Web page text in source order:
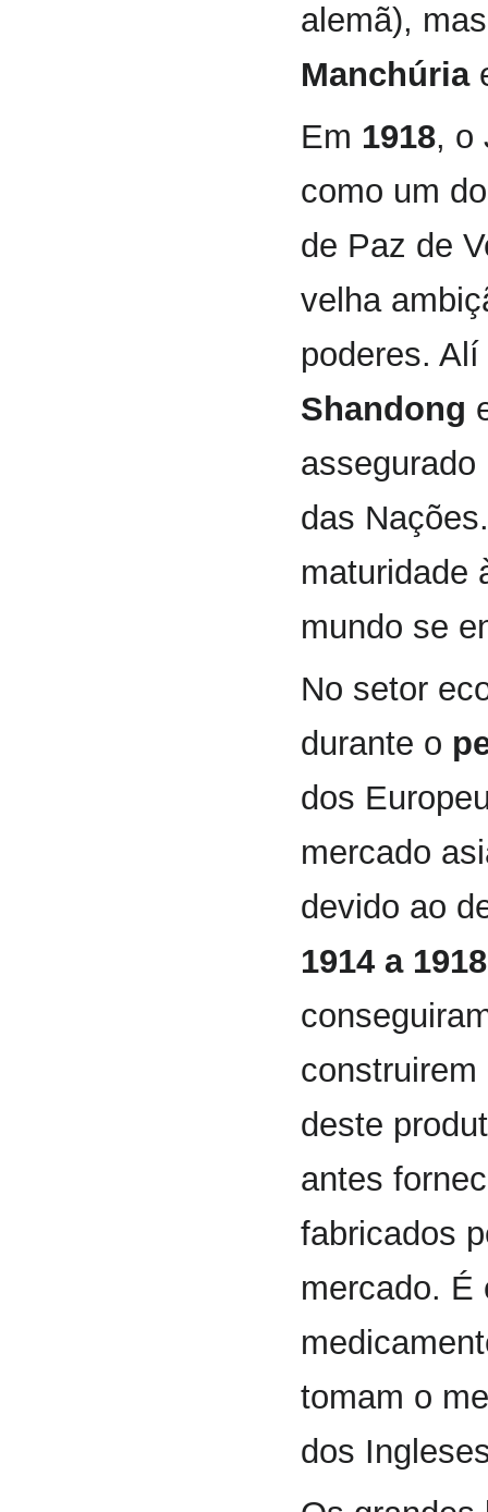
alemã),
Manchúria
Em 1918, o
como um
de Paz de
velha
poderes.
Shandong
das
maturidade
mundo se
No setor
durante o
dos
mercado
devido ao
1914 a 1918
deste
antes
fabricados
mercado. É
tomam o
dos